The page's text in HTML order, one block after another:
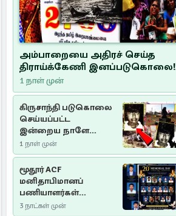
அம்பாறையை அதிரச் செய்த
திராய்க்கேணி இனப்படுகொலை!
1 நாள் முன்
கிருசாந்தி படுகொலை
செய்யப்பட்ட
இன்றைய நாளே
செம்மணி
இனப்படுகொலை
தினம்…!
1 நாள் முன்
மூதூர் ACF
மனிதாபிமானப்
பணியாளர்கள்
படுகொலை (2006): 20
3 நாட்கள் முன்